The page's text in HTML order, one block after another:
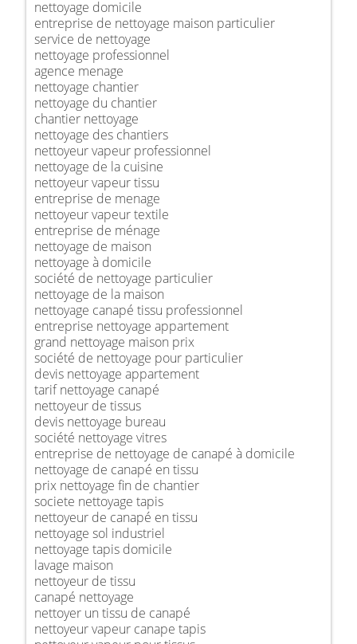
nettoyage domicile
entreprise de nettoyage maison particulier
service de nettoyage
nettoyage professionnel
agence menage
nettoyage chantier
nettoyage du chantier
chantier nettoyage
nettoyage des chantiers
nettoyeur vapeur professionnel
nettoyage de la cuisine
nettoyeur vapeur tissu
entreprise de menage
nettoyeur vapeur textile
entreprise de ménage
nettoyage de maison
nettoyage à domicile
société de nettoyage particulier
nettoyage de la maison
nettoyage canapé tissu professionnel
entreprise nettoyage appartement
grand nettoyage maison prix
société de nettoyage pour particulier
devis nettoyage appartement
tarif nettoyage canapé
nettoyeur de tissus
devis nettoyage bureau
société nettoyage vitres
entreprise de nettoyage de canapé à domicile
nettoyage de canapé en tissu
prix nettoyage fin de chantier
societe nettoyage tapis
nettoyeur de canapé en tissu
nettoyage sol industriel
nettoyage tapis domicile
lavage maison
nettoyeur de tissu
canapé nettoyage
nettoyer un tissu de canapé
nettoyeur vapeur canape tapis